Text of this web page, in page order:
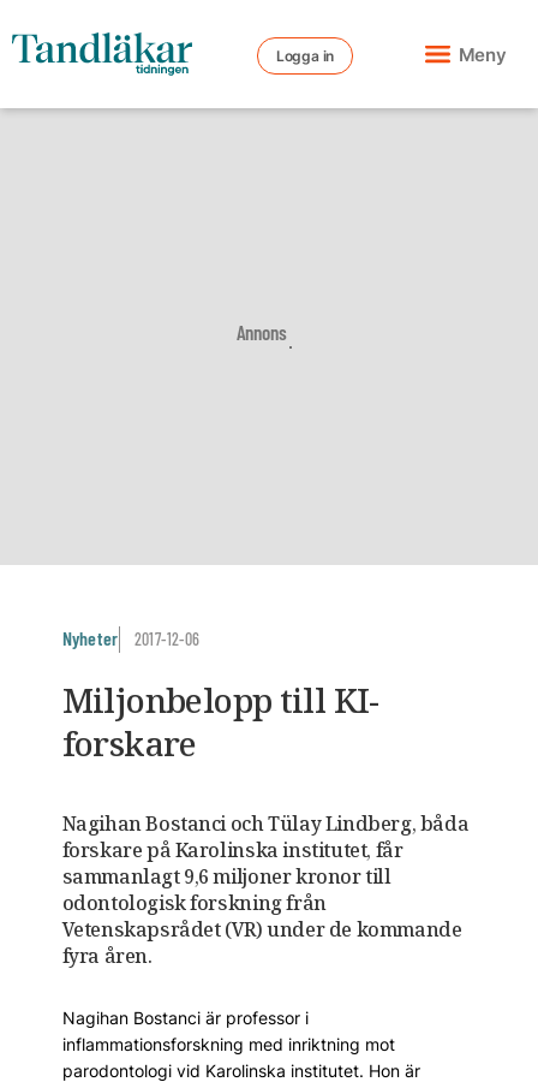
Logga in Meny
Annons
Nyheter 2017-12-06
Miljonbelopp till KI-
forskare
Nagihan Bostanci och Tülay Lindberg, båda
forskare på Karolinska institutet, får
sammanlagt 9,6 miljoner kronor till
odontologisk forskning från
Vetenskapsrådet (VR) under de kommande
fyra åren.
Nagihan Bostanci är professor i
inflammationsforskning med inriktning mot
parodontologi vid Karolinska institutet. Hon är